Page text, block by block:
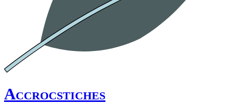
Accrocstiches